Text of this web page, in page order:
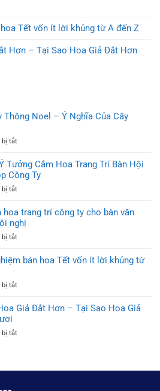
Tết vốn ít lời khủng từ A đến Z
Hơn – Tại Sao Hoa Giả Đắt Hơn
Thông Noel – Ý Nghĩa Của Cây
bị tắtở
Gốc
Cây
Thông
Noel
Ý
Nghĩa
Noel
Tưởng Cắm Hoa Trang Trí Bàn Hội
Công Ty
bị tắtở
Dẫn
30
Ý
Tưởng
Hoa
Nghị
Bàn
hoa trang trí công ty cho bàn văn
nghị
bị tắtở
ý
hoa
trí
phòng
bán hoa Tết vốn ít lời khủng từ
bị tắtở
sẻ
bán
Giả Đắt Hơn – Tại Sao Hoa Giả
bị tắtở